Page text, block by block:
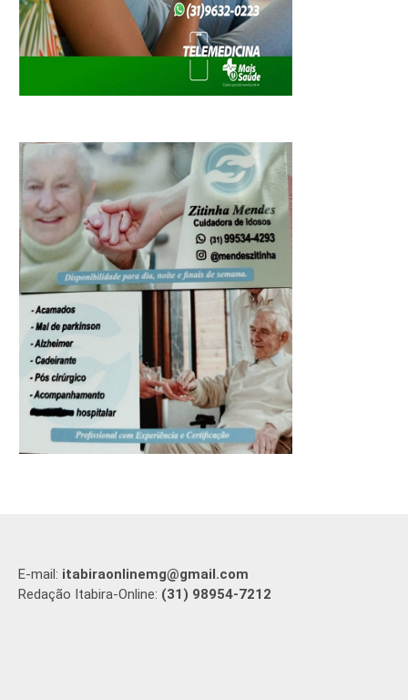
E-mail: itabiraonlinemg@gmail.com
Redação Itabira-Online: (31) 98954-7212